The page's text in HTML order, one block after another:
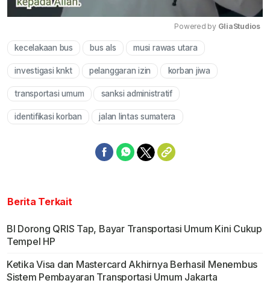
Powered by GliaStudios
kecelakaan bus bus als musi rawas utara
investigasi knkt pelanggaran izin korban jiwa
transportasi umum sanksi administratif
identifikasi korban jalan lintas sumatera
Berita Terkait
BI Dorong QRIS Tap, Bayar Transportasi Umum Kini Cukup
Tempel HP
Ketika Visa dan Mastercard Akhirnya Berhasil Menembus
Sistem Pembayaran Transportasi Umum Jakarta